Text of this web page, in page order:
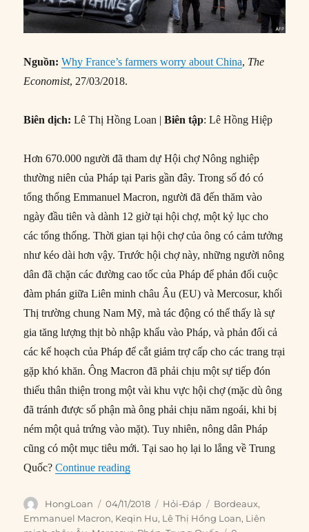
Nguồn: Why France’s farmers worry about China, The
Economist, 27/03/2018.
Biên dịch: Lê Thị Hồng Loan |Biên tập: Lê Hồng Hiệp
Hơn 670.000 người đã tham dự Hội chợ Nông nghiệp
thường niên của Pháp tại Paris gần đây. Trong số đó có
tổng thống Emmanuel Macron, người đã đến thăm vào
ngày đầu tiên và dành 12 giờ tại hội chợ, một kỷ lục cho
các tổng thống. Thời gian tại hội chợ của ông có cảm tưởng
như kéo dài hơn vậy. Trước hội chợ này, những người nông
dân đã chặn các đường cao tốc của Pháp để phản đối cuộc
đàm phán giữa Liên minh châu Âu (EU) và Mercosur, khối
Thị trường chung Nam Mỹ, mà tác động có thể thấy là sự
gia tăng lượng thịt bò nhập khẩu vào Pháp, và phản đối cả
các kế hoạch của Pháp để cắt giảm trợ cấp cho các trang trại
gặp khó khăn. Ông Macron đã phải chịu một sự tiếp đón
thiếu thân thiện trong một vài khu vực hội chợ (mặc dù ông
đã tránh được số phận mà ông phải chịu năm ngoái, khi bị
ném một quả trứng vào mặt). Tuy nhiên, nông dân Pháp
cũng có một mục tiêu mới. Tại sao họ lại lo lắng về Trung
Quốc?Continue reading“Tại sao nông dân Pháp lo lắng về
Author
HongLoan
Posted
on
04/11/2018 Categories
Hỏi-Đáp Tags
Bordeaux,
Emmanuel Macron, Keqin Hu, Lê Thị Hồng Loan, Liên